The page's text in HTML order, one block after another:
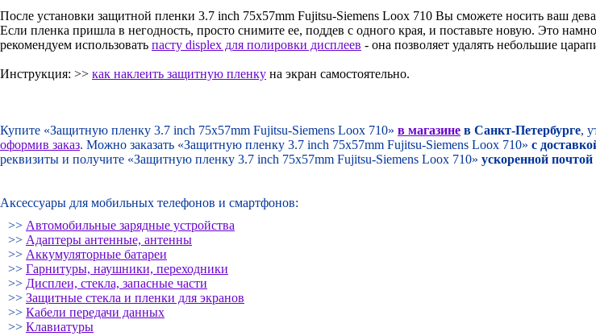
После установки защитной пленки 3.7 inch 75x57mm Fujitsu-Siemens Loox 710 Вы сможете носить ваш
Если пленка пришла в негодность, просто снимите ее, поддев с одного края, и поставьте новую. Это
рекомендуем использовать пасту displex для полировки дисплеев - она позволяет удалять небольшие
Инструкция: >> как наклеить защитную пленку на экран самостоятельно.
Купите «Защитную пленку 3.7 inch 75x57mm Fujitsu-Siemens Loox 710» в магазине в Санкт-Петербурге,
оформив заказ. Можно заказать «Защитную пленку 3.7 inch 75x57mm Fujitsu-Siemens Loox 710» с
реквизиты и получите «Защитную пленку 3.7 inch 75x57mm Fujitsu-Siemens Loox 710» ускоренной почтой
Аксессуары для мобильных телефонов и смартфонов:
>> Автомобильные зарядные устройства
>> Адаптеры антенные, антенны
>> Аккумуляторные батареи
>> Гарнитуры, наушники, переходники
>> Дисплеи, стекла, запасные части
>> Защитные стекла и пленки для экранов
>> Кабели передачи данных
>> Клавиатуры